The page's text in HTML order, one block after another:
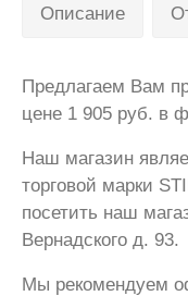
Описание
Предлагаем Вам
цене 1 905 руб. в
Наш магазин
торговой марки
посетить наш
Вернадского д. 93.
Мы рекомендуем